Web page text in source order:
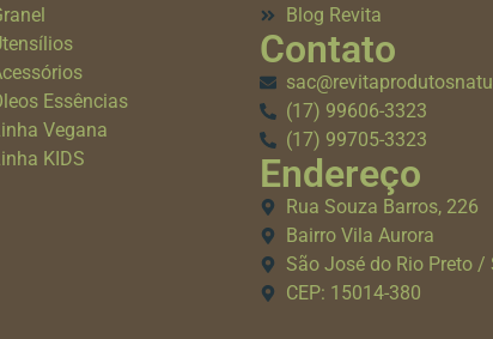
Essências
Vegana
KIDS
Blog Revita
Contato
(17) 99606-3323
(17) 99705-3323
Endereço
Rua Souza Barros, 226
Bairro Vila Aurora
São José do Rio Preto /
CEP: 15014-380